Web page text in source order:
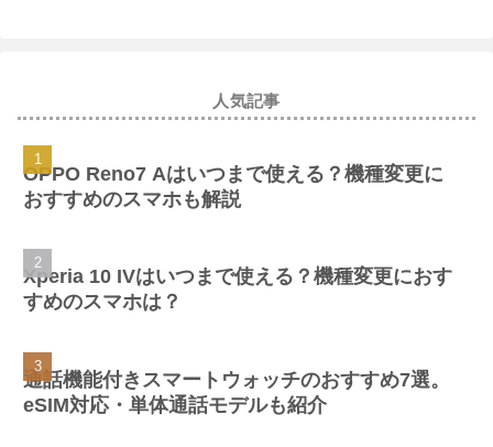
人気記事
OPPO Reno7 Aはいつまで使える？機種変更に
おすすめのスマホも解説
Xperia 10 IVはいつまで使える？機種変更におす
すめのスマホは？
通話機能付きスマートウォッチのおすすめ7選。
eSIM対応・単体通話モデルも紹介